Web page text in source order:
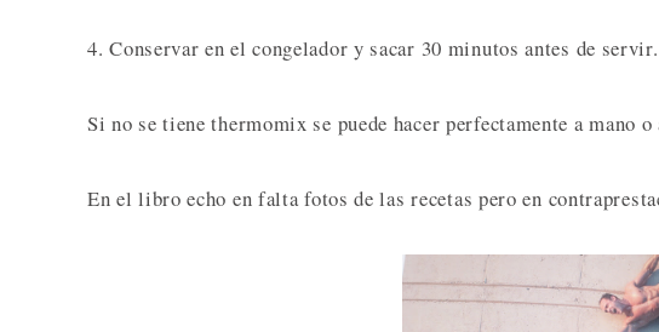
4. Conservar en el congelador y sacar 30 minutos antes de servir.
Si no se tiene thermomix se puede hacer perfectamente a mano
En el libro echo en falta fotos de las recetas pero en